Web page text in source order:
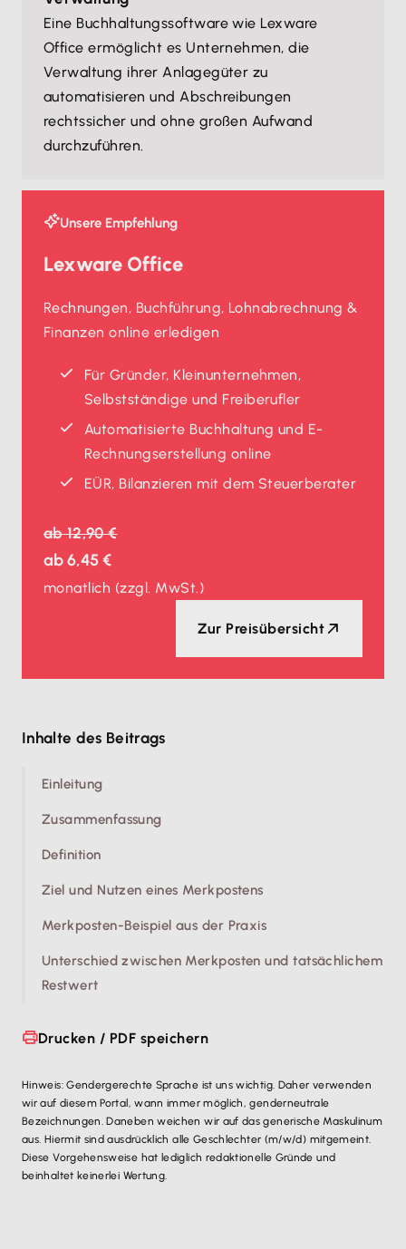
Eine Buchhaltungssoftware wie Lexware
Office ermöglicht es Unternehmen, die
Verwaltung ihrer Anlagegüter zu
automatisieren und Abschreibungen
rechtssicher und ohne großen Aufwand
durchzuführen.
Unsere Empfehlung
Lexware Office
Rechnungen, Buchführung, Lohnabrechnung &
Finanzen online erledigen
Für Gründer, Kleinunternehmen,
Selbstständige und Freiberufler
Automatisierte Buchhaltung und E-
Rechnungserstellung online
EÜR, Bilanzieren mit dem Steuerberater
ab12,90 €
ab6,45 €
monatlich (zzgl. MwSt.)
Zur Preisübersicht
Inhalte des Beitrags
Einleitung
Zusammenfassung
Definition
Ziel und Nutzen eines Merkpostens
Merkposten-Beispiel aus der Praxis
Unterschied zwischen Merkposten und tatsächlichem
Restwert
Drucken / PDF speichern
Hinweis: Gendergerechte Sprache ist uns wichtig. Daher verwenden
wir auf diesem Portal, wann immer möglich, genderneutrale
Bezeichnungen. Daneben weichen wir auf das generische Maskulinum
aus. Hiermit sind ausdrücklich alle Geschlechter (m/w/d) mitgemeint.
Diese Vorgehensweise hat lediglich redaktionelle Gründe und
beinhaltet keinerlei Wertung.